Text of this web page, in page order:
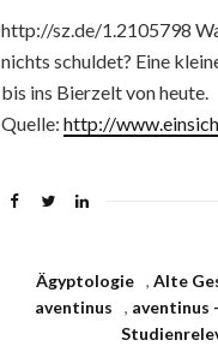
http://sz.de/1.2105798
nichts schuldet? Eine
bis ins Bierzelt von heute.
Quelle: http://
Ägyptologie ,Alte
aventinus
, aventinus